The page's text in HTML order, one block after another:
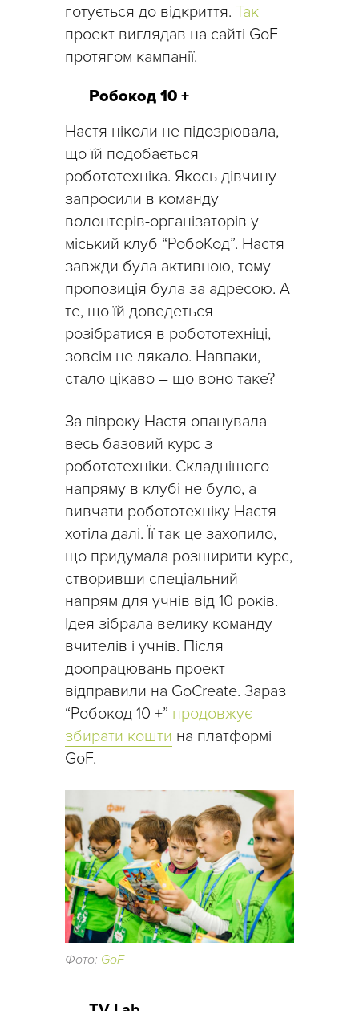
готується до відкриття. Так
проект виглядав на сайті GoF
протягом кампанії.
Робокод 10 +
Настя ніколи не підозрювала,
що їй подобається
робототехніка. Якось дівчину
запросили в команду
волонтерів-організаторів у
міський клуб “РобоКод”. Настя
завжди була активною, тому
пропозиція була за адресою. А
те, що їй доведеться
розібратися в робототехніці,
зовсім не лякало. Навпаки,
стало цікаво – що воно таке?
За півроку Настя опанувала
весь базовий курс з
робототехніки. Складнішого
напряму в клубі не було, а
вивчати робототехніку Настя
хотіла далі. Її так це захопило,
що придумала розширити курс,
створивши спеціальний
напрям для учнів від 10 років.
Ідея зібрала велику команду
вчителів і учнів. Після
доопрацювань проект
відправили на GoCreate. Зараз
“Робокод 10 +” продовжує
збирати кошти на платформі
GoF.
Фото: GoF